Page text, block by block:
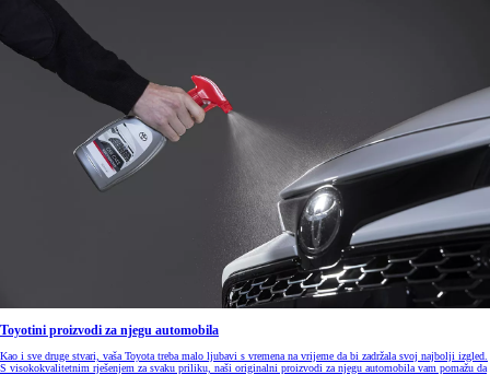
Toyotini proizvodi za njegu automobila
Kao i sve druge stvari, vaša Toyota treba malo ljubavi s vremena na vrijeme da bi zadržala svoj najbolji izgled.
S visokokvalitetnim rješenjem za svaku priliku, naši originalni proizvodi za njegu automobila vam pomažu da